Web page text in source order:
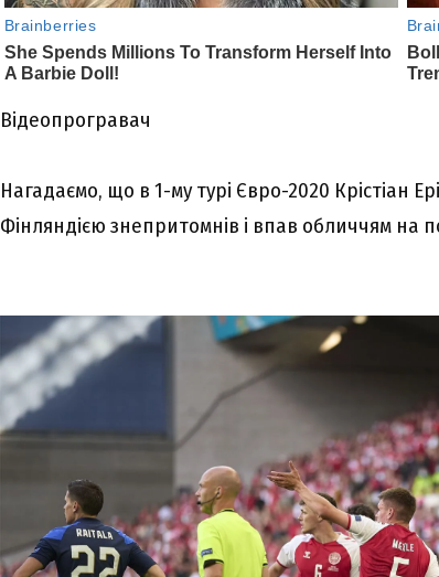
Відеопрогравач
Нагадаємо, що в 1-му турі Євро-2020 Крістіан
Фінляндією знепритомнів і впав обличчям на